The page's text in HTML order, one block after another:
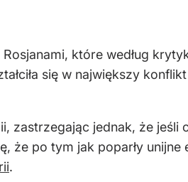
które według
się w największy
zastrzegając jednak, że
że po tym jak poparły unijne
.